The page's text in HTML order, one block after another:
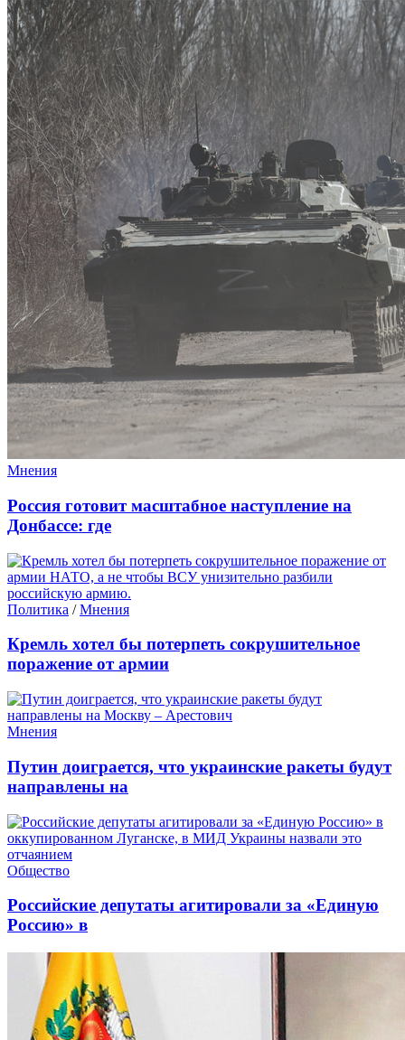
Мнения
Россия готовит масштабное наступление на
Донбассе: где
Политика /Мнения
Кремль хотел бы потерпеть сокрушительное
поражение от армии
Мнения
Путин доиграется, что украинские ракеты будут
направлены на
Общество
Российские депутаты агитировали за «Единую
Россию» в